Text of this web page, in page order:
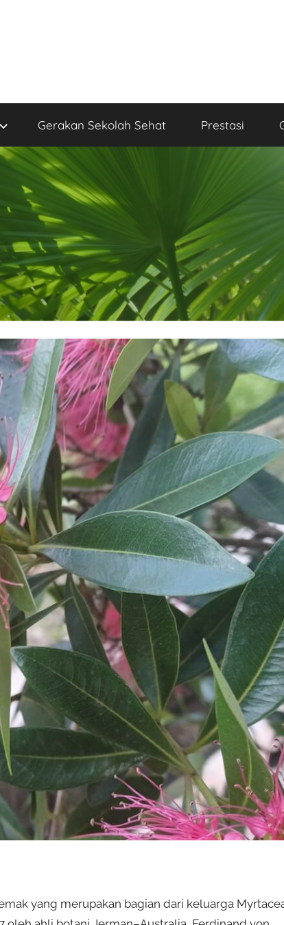
Gerakan Sekolah Sehat Prestasi
yang merupakan bagian dari keluarga